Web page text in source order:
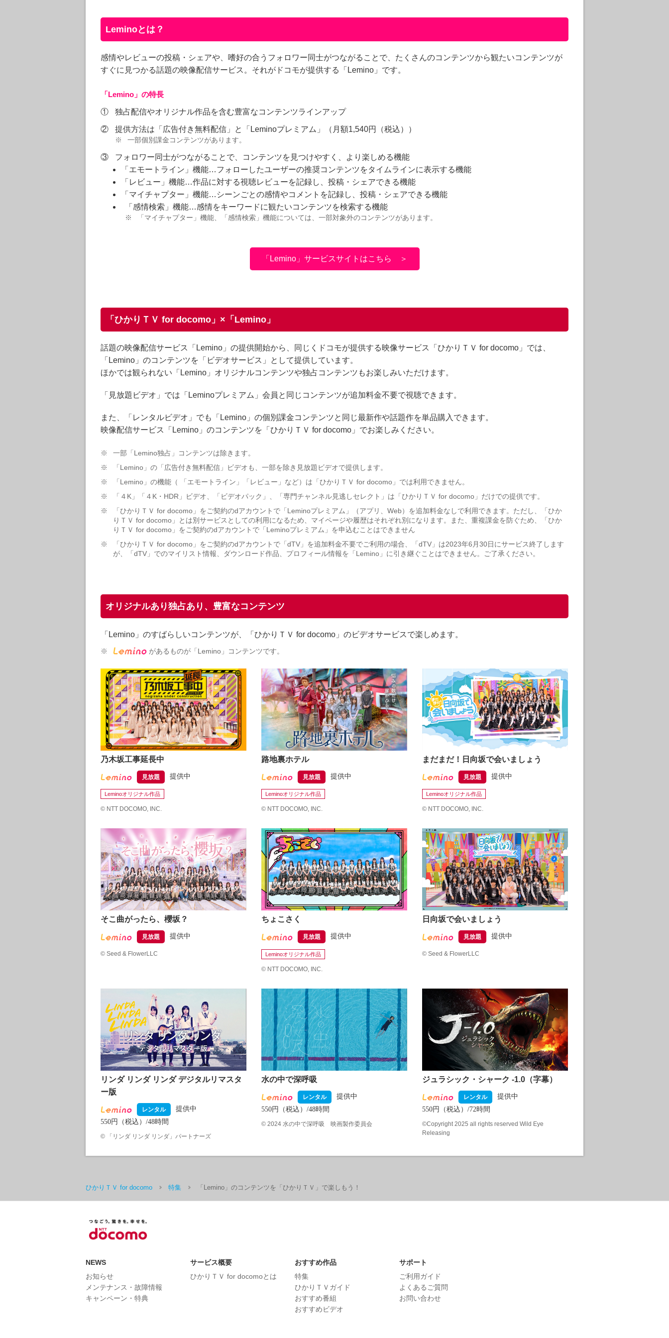
Leminoとは？
感情やレビューの投稿・シェアや、嗜好の合うフォロワー同士がつながることで、たくさんのコンテンツから観たいコンテンツが
すぐに見つかる話題の映像配信サービス。それがドコモが提供する「Lemino」です。
「Lemino」の特長
① 独占配信やオリジナル作品を含む豊富なコンテンツラインアップ
② 提供方法は「広告付き無料配信」と「Leminoプレミアム」（月額1,540円（税込））
※ 一部個別課金コンテンツがあります。
③
フォロワー同士がつながることで、コンテンツを見つけやすく、より楽しめる機能
「エモートライン」機能…フォローしたユーザーの推奨コンテンツをタイムラインに表示する機能
「レビュー」機能…作品に対する視聴レビューを記録し、投稿・シェアできる機能
「マイチャプター」機能…シーンごとの感情やコメントを記録し、投稿・シェアできる機能
「感情検索」機能…感情をキーワードに観たいコンテンツを検索する機能
※ 「マイチャプター」機能、「感情検索」機能については、一部対象外のコンテンツがあります。
「Lemino」サービスサイトはこちら ＞
「ひかりＴＶ for docomo」×「Lemino」
話題の映像配信サービス「Lemino」の提供開始から、同じくドコモが提供する映像サービス「ひかりＴＶ for docomo」では、
「Lemino」のコンテンツを「ビデオサービス」として提供しています。
ほかでは観られない「Lemino」オリジナルコンテンツや独占コンテンツもお楽しみいただけます。
「見放題ビデオ」では「Leminoプレミアム」会員と同じコンテンツが追加料金不要で視聴できます。
また、「レンタルビデオ」でも「Lemino」の個別課金コンテンツと同じ最新作や話題作を単品購入できます。
映像配信サービス「Lemino」のコンテンツを「ひかりＴＶ for docomo」でお楽しみください。
※
一部「Lemino独占」コンテンツは除きます。
※
「Lemino」の「広告付き無料配信」ビデオも、一部を除き見放題ビデオで提供します。
※
「Lemino」の機能（ 「エモートライン」「レビュー」など）は「ひかりＴＶ for docomo」では利用できません。
※
「４K」「４K・HDR」ビデオ、「ビデオパック」、「専門チャンネル見逃しセレクト」は「ひかりＴＶ for docomo」だけでの提供です。
※
「ひかりＴＶ for docomo」をご契約のdアカウントで「Leminoプレミアム」（アプリ、Web）を追加料金なしで利用できます。ただし、「ひか
りＴＶ for docomo」とは別サービスとしての利用になるため、マイページや履歴はそれぞれ別になります。また、重複課金を防ぐため、「ひか
りＴＶ for docomo」をご契約のdアカウントで「Leminoプレミアム」を申込むことはできません
※
「ひかりＴＶ for docomo」をご契約のdアカウントで「dTV」を追加料金不要でご利用の場合、「dTV」は2023年6月30日にサービス終了します
が、「dTV」でのマイリスト情報、ダウンロード作品、プロフィール情報を「Lemino」に引き継ぐことはできません。ご了承ください。
オリジナルあり独占あり、豊富なコンテンツ
「Lemino」のすばらしいコンテンツが、「ひかりＴＶ for docomo」のビデオサービスで楽しめます。
※ があるものが「Lemino」コンテンツです。
乃木坂工事延長中
見放題 提供中
Leminoオリジナル作品
© NTT DOCOMO, INC.
路地裏ホテル
見放題 提供中
Leminoオリジナル作品
© NTT DOCOMO, INC.
まだまだ！日向坂で会いましょう
見放題 提供中
Leminoオリジナル作品
© NTT DOCOMO, INC.
そこ曲がったら、櫻坂？
見放題 提供中
© Seed & FlowerLLC
ちょこさく
見放題 提供中
Leminoオリジナル作品
© NTT DOCOMO, INC.
日向坂で会いましょう
見放題 提供中
© Seed & FlowerLLC
リンダ リンダ リンダ デジタルリマスタ
ー版
レンタル
提供中
550円（税込）/48時間
© 「リンダ リンダ リンダ」パートナーズ
水の中で深呼吸
レンタル
提供中
550円（税込）/48時間
© 2024 水の中で深呼吸 映画製作委員会
ジュラシック・シャーク -1.0（字幕）
レンタル
提供中
550円（税込）/72時間
©Copyright 2025 all rights reserved Wild Eye
Releasing
ひかりＴＶ for docomo 特集 「Lemino」のコンテンツを「ひかりＴＶ」で楽しもう！
NEWS
お知らせ
メンテナンス・故障情報
キャンペーン・特典
サービス概要
ひかりＴＶ for docomoとは
おすすめ作品
特集
ひかりＴＶガイド
おすすめ番組
おすすめビデオ
サポート
ご利用ガイド
よくあるご質問
お問い合わせ